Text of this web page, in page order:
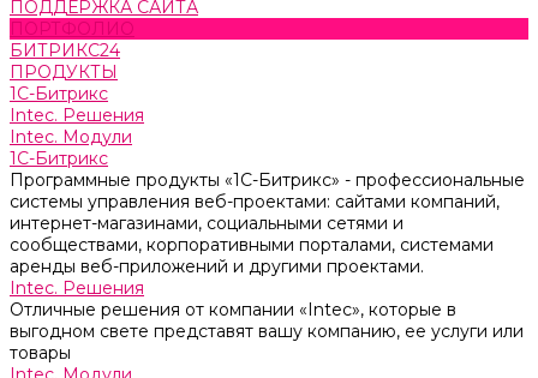
ПОДДЕРЖКА САЙТА
ПОРТФОЛИО
БИТРИКС24
ПРОДУКТЫ
1С-Битрикс
Intec. Решения
Intec. Модули
1С-Битрикс
Программные продукты «1С-Битрикс» - профессиональные
системы управления веб-проектами: сайтами компаний,
интернет-магазинами, социальными сетями и
сообществами, корпоративными порталами, системами
аренды веб-приложений и другими проектами.
Intec. Решения
Отличные решения от компании «Intec», которые в
выгодном свете представят вашу компанию, ее услуги или
товары